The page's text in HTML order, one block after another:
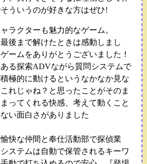
ういうのが好きな方はぜひ!
ラクターも魅力的なゲーム。
後まで解けたときは感動しまし
ームをありがとうございました！
る探索ADVながら質問システムで
極的に動けるというなかなか見な
れじゃね？と思ったことがそのま
ってくれる快感、考えて動くこと
い面白さがありました
快な仲間と奉仕活動部で探偵業
ステムは自動で保管されるキーワ